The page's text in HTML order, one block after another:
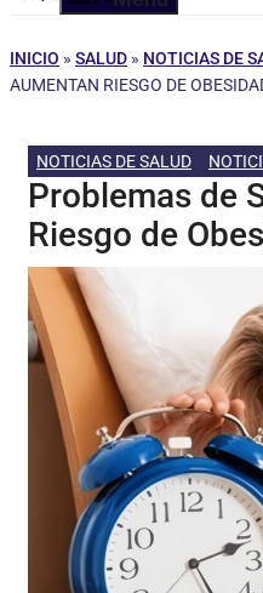
INICIO » SALUD » NOTICIAS DE
AUMENTAN RIESGO DE
NOTICIAS DE SALUD
Problemas de
Riesgo de